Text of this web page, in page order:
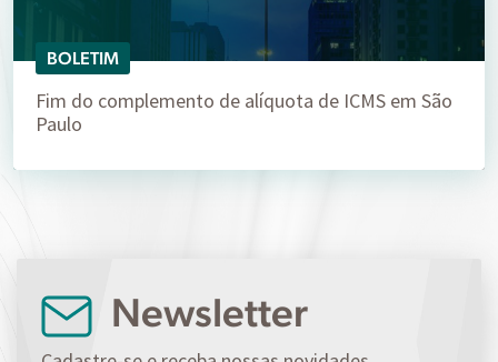
BOLETIM
Fim do complemento de alíquota de ICMS em São
Paulo
Newsletter